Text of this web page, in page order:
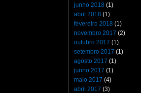
junho 2018 (1)
abril 2018 (1)
fevereiro 2018 (1)
novembro 2017 (2)
outubro 2017 (1)
setembro 2017 (1)
agosto 2017 (1)
junho 2017 (1)
maio 2017 (4)
abril 2017 (3)